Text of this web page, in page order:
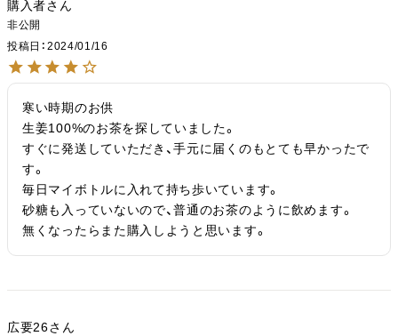
購入者
非公開
投稿日
2024/01/16
寒い時期のお供
生姜100%のお茶を探していました。
すぐに発送していただき、手元に届くのもとても早かったで
す。
毎日マイボトルに入れて持ち歩いています。
砂糖も入っていないので、普通のお茶のように飲めます。
無くなったらまた購入しようと思います。
広要26